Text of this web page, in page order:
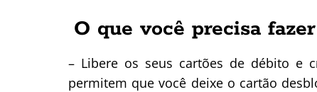
O que você precisa
– Libere os seus cartões de débito e
permitem que você deixe o cartão